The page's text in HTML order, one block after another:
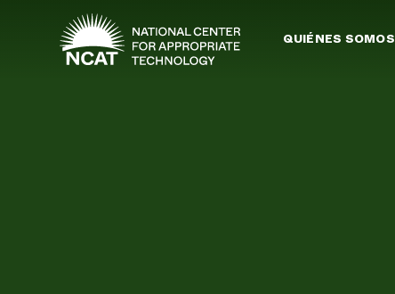
Ir al contenido principal
QUIÉNES SOMOS